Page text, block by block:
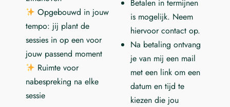
Opgebouwd in jouw
tempo: jij plant de
sessies in op een voor
jouw passend moment
Ruimte voor
nabespreking na elke
sessie
Betalen in termijnen
is mogelijk. Neem
hiervoor contact op.
Na betaling ontvang
je van mij een mail
met een link om een
datum en tijd te
kiezen die jou